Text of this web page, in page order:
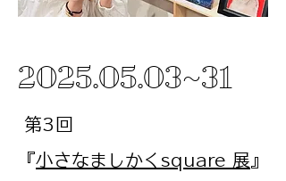
2025.05.03~31
第3回
『小さなましかくsquare 展 』